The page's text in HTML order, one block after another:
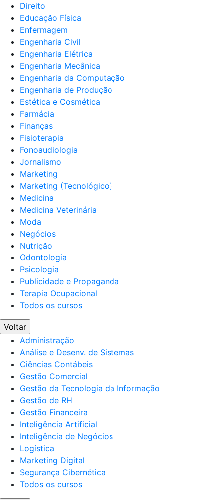
Direito
Educação Física
Enfermagem
Engenharia Civil
Engenharia Elétrica
Engenharia Mecânica
Engenharia da Computação
Engenharia de Produção
Estética e Cosmética
Farmácia
Finanças
Fisioterapia
Fonoaudiologia
Jornalismo
Marketing
Marketing (Tecnológico)
Medicina
Medicina Veterinária
Moda
Negócios
Nutrição
Odontologia
Psicologia
Publicidade e Propaganda
Terapia Ocupacional
Todos os cursos
Voltar
Administração
Análise e Desenv. de Sistemas
Ciências Contábeis
Gestão Comercial
Gestão da Tecnologia da Informação
Gestão de RH
Gestão Financeira
Inteligência Artificial
Inteligência de Negócios
Logística
Marketing Digital
Segurança Cibernética
Todos os cursos